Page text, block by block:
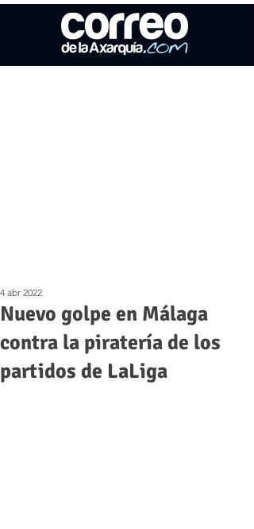
Nuevo golpe en Málaga
contra la piratería de los
partidos de LaLiga
4 abr 2022